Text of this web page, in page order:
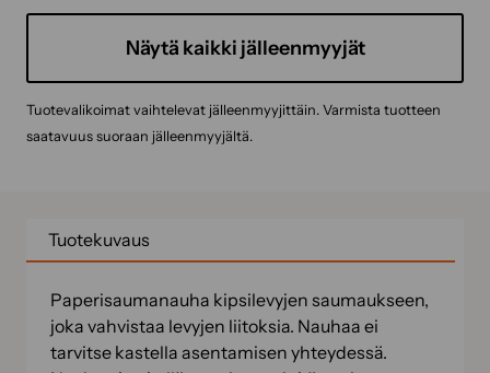
Näytä kaikki jälleenmyyjät
Tuotevalikoimat vaihtelevat jälleenmyyjittäin. Varmista tuotteen
saatavuus suoraan jälleenmyyjältä.
Tuotekuvaus
Paperisaumanauha kipsilevyjen saumaukseen,
joka vahvistaa levyjen liitoksia. Nauhaa ei
tarvitse kastella asentamisen yhteydessä.